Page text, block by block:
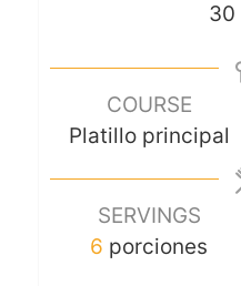
30
COURSE
Platillo principal
SERVINGS
6 porciones